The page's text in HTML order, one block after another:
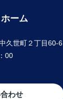
ーム
久世町２丁目60-6
00
わせ